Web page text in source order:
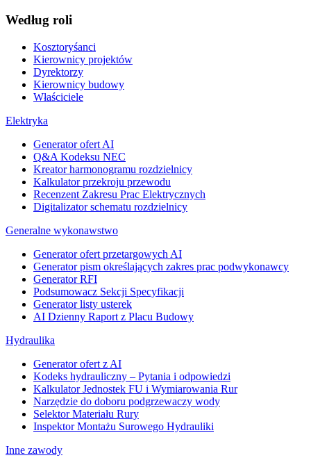
Według roli
Kosztoryśanci
Kierownicy projektów
Dyrektorzy
Kierownicy budowy
Właściciele
Elektryka
Generator ofert AI
Q&A Kodeksu NEC
Kreator harmonogramu rozdzielnicy
Kalkulator przekroju przewodu
Recenzent Zakresu Prac Elektrycznych
Digitalizator schematu rozdzielnicy
Generalne wykonawstwo
Generator ofert przetargowych AI
Generator pism określających zakres prac podwykonawcy
Generator RFI
Podsumowacz Sekcji Specyfikacji
Generator listy usterek
AI Dzienny Raport z Placu Budowy
Hydraulika
Generator ofert z AI
Kodeks hydrauliczny – Pytania i odpowiedzi
Kalkulator Jednostek FU i Wymiarowania Rur
Narzędzie do doboru podgrzewaczy wody
Selektor Materiału Rury
Inspektor Montażu Surowego Hydrauliki
Inne zawody